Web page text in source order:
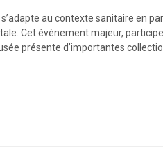
au contexte sanitaire en
Cet évènement majeur,
présente d’importantes